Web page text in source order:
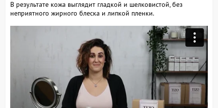
В результате кожа выглядит гладкой и шелковистой, без
неприятного жирного блеска и липкой пленки.